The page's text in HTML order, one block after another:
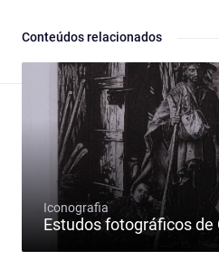
Conteúdos relacionados
Iconografia
Estudos fotográficos de